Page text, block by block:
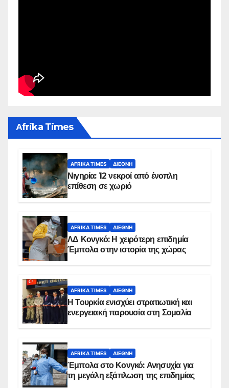
Αfrika Times
AFRIKA TIMES ΔΙΕΘΝΉ
Νιγηρία: 12 νεκροί από ένοπλη
επίθεση σε χωριό
AFRIKA TIMES ΔΙΕΘΝΉ
ΛΔ Κονγκό: Η χειρότερη επιδημία
Έμπολα στην ιστορία της χώρας
AFRIKA TIMES ΔΙΕΘΝΉ
Η Τουρκία ενισχύει στρατιωτική και
ενεργειακή παρουσία στη Σομαλία
AFRIKA TIMES ΔΙΕΘΝΉ
Έμπολα στο Κονγκό: Ανησυχία για
τη μεγάλη εξάπλωση της επιδημίας